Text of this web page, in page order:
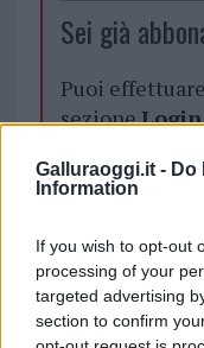
Galluraoggi.it - Do
Information
If you wish to opt-out
processing of your
targeted advertising
section to confirm
Sei già
Puoi
sezioneLogin
TEMI: Lancette
Ora Solare 2025
Rinto All’ora Solare